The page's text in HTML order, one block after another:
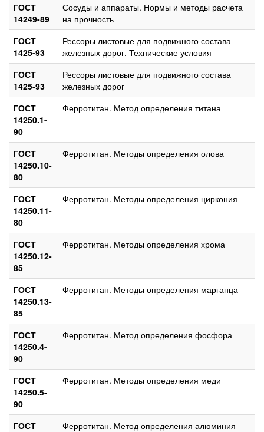
ГОСТ
14249-89
Сосуды и аппараты. Нормы и методы расчета
на прочность
ГОСТ
1425-93
Рессоры листовые для подвижного состава
железных дорог. Технические условия
ГОСТ
1425-93
Рессоры листовые для подвижного состава
железных дорог
ГОСТ
14250.1-
90
Ферротитан. Метод определения титана
ГОСТ
14250.10-
80
Ферротитан. Методы определения олова
ГОСТ
14250.11-
80
Ферротитан. Методы определения циркония
ГОСТ
14250.12-
85
Ферротитан. Методы определения хрома
ГОСТ
14250.13-
85
Ферротитан. Методы определения марганца
ГОСТ
14250.4-
90
Ферротитан. Метод определения фосфора
ГОСТ
14250.5-
90
Ферротитан. Методы определения меди
ГОСТ
Ферротитан. Метод определения алюминия